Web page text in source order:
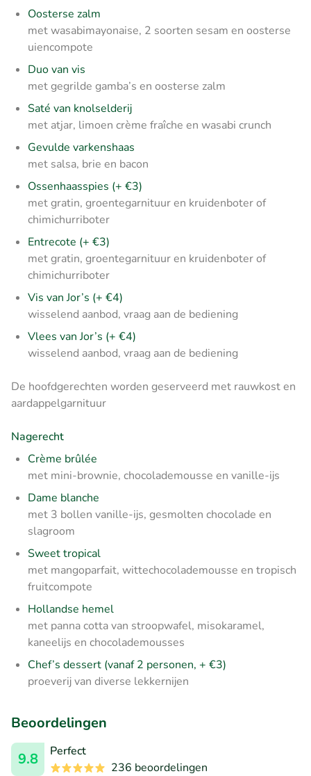
Oosterse zalm
met wasabimayonaise, 2 soorten sesam en oosterse
uiencompote
Duo van vis
met gegrilde gamba’s en oosterse zalm
Saté van knolselderij
met atjar, limoen crème fraîche en wasabi crunch
Gevulde varkenshaas
met salsa, brie en bacon
Ossenhaasspies (+ €3)
met gratin, groentegarnituur en kruidenboter of
chimichurriboter
Entrecote (+ €3)
met gratin, groentegarnituur en kruidenboter of
chimichurriboter
Vis van Jor’s (+ €4)
wisselend aanbod, vraag aan de bediening
Vlees van Jor’s (+ €4)
wisselend aanbod, vraag aan de bediening
De hoofdgerechten worden geserveerd met rauwkost en
aardappelgarnituur
Nagerecht
Crème brûlée
met mini-brownie, chocolademousse en vanille-ijs
Dame blanche
met 3 bollen vanille-ijs, gesmolten chocolade en
slagroom
Sweet tropical
met mangoparfait, wittechocolademousse en tropisch
fruitcompote
Hollandse hemel
met panna cotta van stroopwafel, misokaramel,
kaneelijs en chocolademousses
Chef’s dessert (vanaf 2 personen, + €3)
proeverij van diverse lekkernijen
Beoordelingen
9.8
Perfect
236 beoordelingen